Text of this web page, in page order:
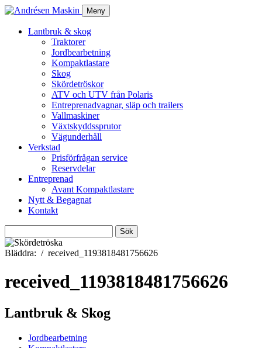
Meny
Lantbruk & skog
Traktorer
Jordbearbetning
Kompaktlastare
Skog
Skördetröskor
ATV och UTV från Polaris
Entreprenadvagnar, släp och trailers
Vallmaskiner
Växtskyddssprutor
Vägunderhåll
Verkstad
Prisförfrågan service
Reservdelar
Entreprenad
Avant Kompaktlastare
Nytt & Begagnat
Kontakt
efter:
Bläddra:
received_1193818481756626
received_1193818481756626
Lantbruk & Skog
Jordbearbetning